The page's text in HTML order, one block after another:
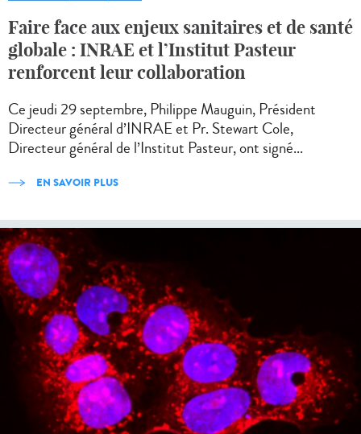
Faire face aux enjeux sanitaires et de santé
globale : INRAE et l’Institut Pasteur
renforcent leur collaboration
Ce jeudi 29 septembre, Philippe Mauguin, Président
Directeur général d’INRAE et Pr. Stewart Cole,
Directeur général de l’Institut Pasteur, ont signé...
EN SAVOIR PLUS